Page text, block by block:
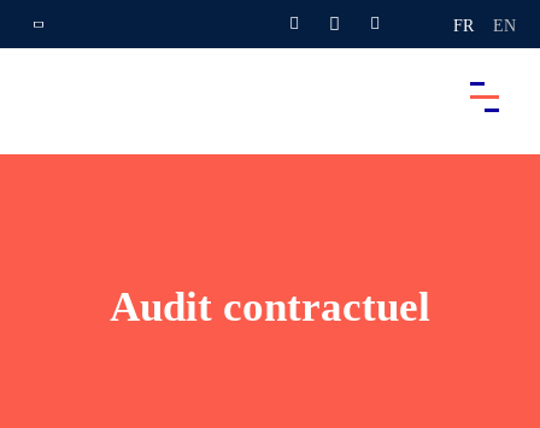
FR EN
Audit contractuel